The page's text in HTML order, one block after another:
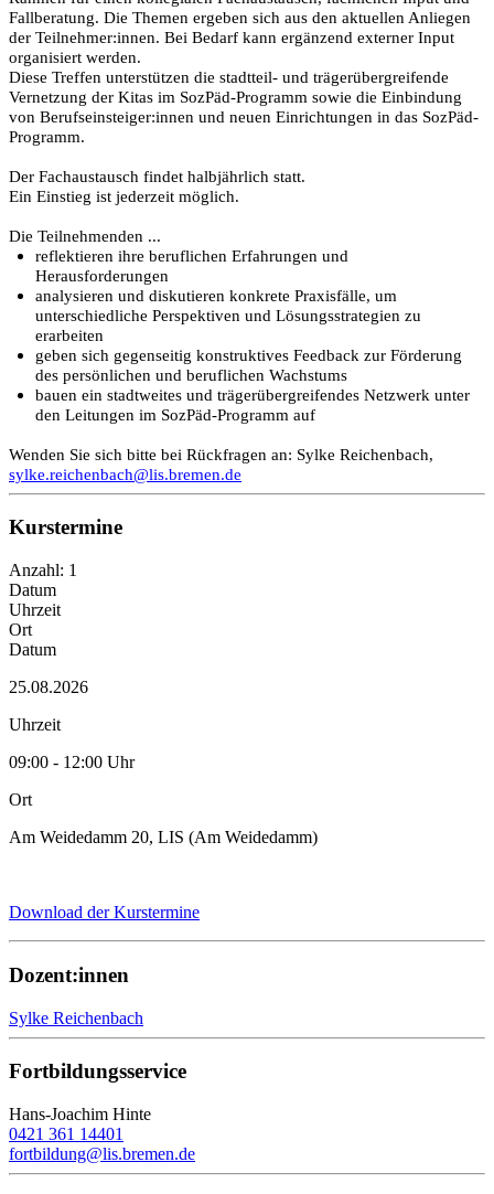
Fallberatung. Die Themen ergeben sich aus den aktuellen Anliegen
der Teilnehmer:innen. Bei Bedarf kann ergänzend externer Input
organisiert werden.
Diese Treffen unterstützen die stadtteil- und trägerübergreifende
Vernetzung der Kitas im SozPäd-Programm sowie die Einbindung
von Berufseinsteiger:innen und neuen Einrichtungen in das SozPäd-
Programm.
Der Fachaustausch findet halbjährlich statt.
Ein Einstieg ist jederzeit möglich.
Die Teilnehmenden ...
reflektieren ihre beruflichen Erfahrungen und
Herausforderungen
analysieren und diskutieren konkrete Praxisfälle, um
unterschiedliche Perspektiven und Lösungsstrategien zu
erarbeiten
geben sich gegenseitig konstruktives Feedback zur Förderung
des persönlichen und beruflichen Wachstums
bauen ein stadtweites und trägerübergreifendes Netzwerk unter
den Leitungen im SozPäd-Programm auf
Wenden Sie sich bitte bei Rückfragen an: Sylke Reichenbach,
sylke.reichenbach@lis.bremen.de
Kurstermine
Anzahl: 1
Datum
Uhrzeit
Ort
Datum
25.08.2026
Uhrzeit
09:00 - 12:00 Uhr
Ort
Am Weidedamm 20, LIS (Am Weidedamm)
Download der Kurstermine
Dozent:innen
Sylke Reichenbach
Fortbildungsservice
Hans-Joachim Hinte
0421 361 14401
fortbildung@lis.bremen.de